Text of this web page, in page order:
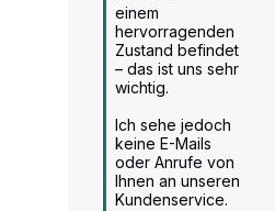
einem
hervorragenden
Zustand befindet
– das ist uns sehr
wichtig.
Ich sehe jedoch
keine E-Mails
oder Anrufe von
Ihnen an unseren
Kundenservice.